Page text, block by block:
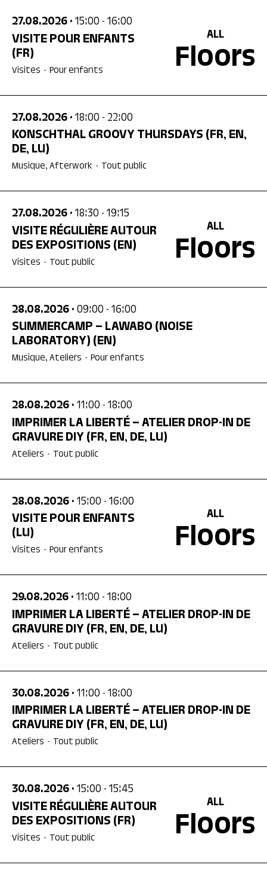
27.08.2026• 15:00 - 16:00
VISITE POUR ENFANTS
(FR)
Visites - Pour enfants
ALL
Floors
27.08.2026• 18:00 - 22:00
KONSCHTHAL GROOVY THURSDAYS (FR, EN,
DE, LU)
Musique, Afterwork - Tout public
27.08.2026• 18:30 - 19:15
VISITE RÉGULIÈRE AUTOUR
DES EXPOSITIONS (EN)
Visites - Tout public
ALL
Floors
28.08.2026• 09:00 - 16:00
SUMMERCAMP – LAWABO (NOISE
LABORATORY) (EN)
Musique, Ateliers - Pour enfants
28.08.2026• 11:00 - 18:00
IMPRIMER LA LIBERTÉ – ATELIER DROP-IN DE
GRAVURE DIY(FR, EN, DE, LU)
Ateliers - Tout public
28.08.2026• 15:00 - 16:00
VISITE POUR ENFANTS
(LU)
Visites - Pour enfants
ALL
Floors
29.08.2026• 11:00 - 18:00
IMPRIMER LA LIBERTÉ – ATELIER DROP-IN DE
GRAVURE DIY(FR, EN, DE, LU)
Ateliers - Tout public
30.08.2026• 11:00 - 18:00
IMPRIMER LA LIBERTÉ – ATELIER DROP-IN DE
GRAVURE DIY(FR, EN, DE, LU)
Ateliers - Tout public
30.08.2026• 15:00 - 15:45
VISITE RÉGULIÈRE AUTOUR
DES EXPOSITIONS (FR)
Visites - Tout public
ALL
Floors